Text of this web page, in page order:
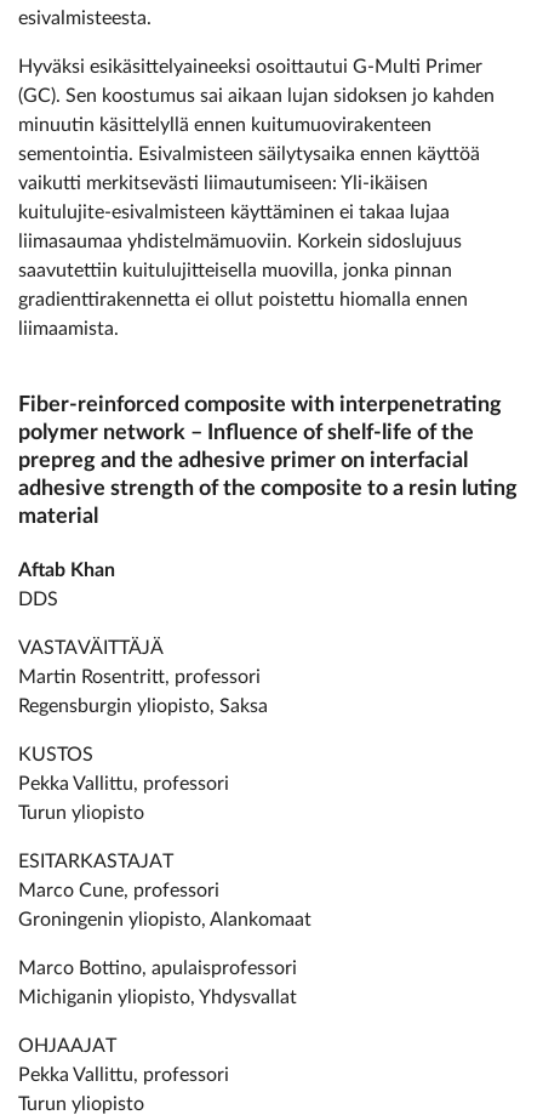
esivalmisteesta.
Hyväksi esikäsittelyaineeksi osoittautui G-Multi Primer
(GC). Sen koostumus sai aikaan lujan sidoksen jo kahden
minuutin käsittelyllä ennen kuitumuovirakenteen
sementointia. Esivalmisteen säilytysaika ennen käyttöä
vaikutti merkitsevästi liimautumiseen: Yli-ikäisen
kuitulujite-esivalmisteen käyttäminen ei takaa lujaa
liimasaumaa yhdistelmämuoviin. Korkein sidoslujuus
saavutettiin kuitulujitteisella muovilla, jonka pinnan
gradienttirakennetta ei ollut poistettu hiomalla ennen
liimaamista.
Fiber-reinforced composite with interpenetrating
polymer network – Influence of shelf-life of the
prepreg and the adhesive primer on interfacial
adhesive strength of the composite to a resin luting
material
Aftab Khan
DDS
VASTAVÄITTÄJÄ
Martin Rosentritt, professori
Regensburgin yliopisto, Saksa
KUSTOS
Pekka Vallittu, professori
Turun yliopisto
ESITARKASTAJAT
Marco Cune, professori
Groningenin yliopisto, Alankomaat
Marco Bottino, apulaisprofessori
Michiganin yliopisto, Yhdysvallat
OHJAAJAT
Pekka Vallittu, professori
Turun yliopisto